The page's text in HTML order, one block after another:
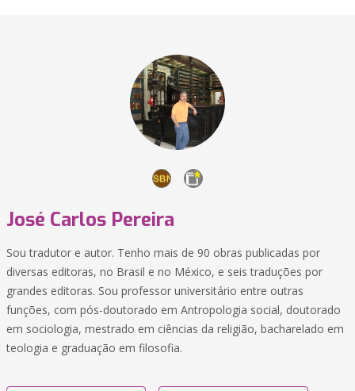
José Carlos Pereira
Sou tradutor e autor. Tenho mais de 90 obras publicadas por
diversas editoras, no Brasil e no México, e seis traduções por
grandes editoras. Sou professor universitário entre outras
funções, com pós-doutorado em Antropologia social, doutorado
em sociologia, mestrado em ciências da religião, bacharelado em
teologia e graduação em filosofia.